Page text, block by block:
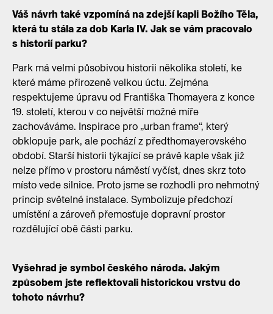
Váš návrh také vzpomíná na zdejší kapli Božího Těla,
která tu stála za dob Karla IV. Jak se vám pracovalo
s historií parku?
Park má velmi působivou historii několika století, ke
které máme přirozeně velkou úctu. Zejména
respektujeme úpravu od Františka Thomayera z konce
19. století, kterou v co největší možné míře
zachováváme. Inspirace pro „urban frame“, který
obklopuje park, ale pochází z předthomayerovského
období. Starší historii týkající se právě kaple však již
nelze přímo v prostoru náměstí vyčíst, dnes skrz toto
místo vede silnice. Proto jsme se rozhodli pro nehmotný
princip světelné instalace. Symbolizuje předchozí
umístění a zároveň přemosťuje dopravní prostor
rozdělující obě části parku.
Vyšehrad je symbol českého národa. Jakým
způsobem jste reflektovali historickou vrstvu do
tohoto návrhu?